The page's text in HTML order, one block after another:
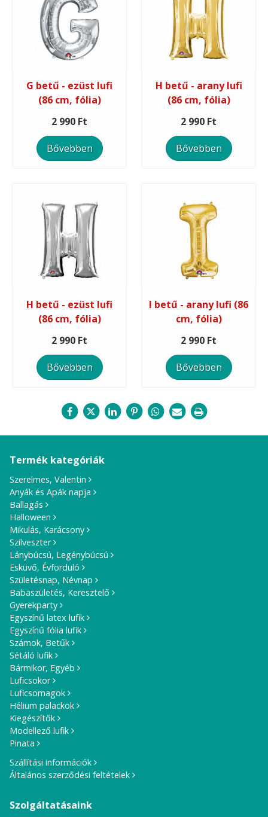
G betű - ezüst lufi
(86 cm, fólia)
2 990 Ft
Bővebben
H betű - arany lufi
(86 cm, fólia)
2 990 Ft
Bővebben
H betű - ezüst lufi
(86 cm, fólia)
2 990 Ft
Bővebben
I betű - arany lufi (86
cm, fólia)
2 990 Ft
Bővebben
Termék kategóriák
Szerelmes, Valentin
Anyák és Apák napja
Ballagás
Halloween
Mikulás, Karácsony
Szilveszter
Lánybúcsú, Legénybúcsú
Esküvő, Évforduló
Születésnap, Névnap
Babaszületés, Keresztelő
Gyerekparty
Egyszínű latex lufik
Egyszínű fólia lufik
Számok, Betűk
Sétáló lufik
Bármikor, Egyéb
Luficsokor
Luficsomagok
Hélium palackok
Kiegészítők
Modellező lufik
Pinata
Szállítási információk
Általános szerződési feltételek
Szolgáltatásaink